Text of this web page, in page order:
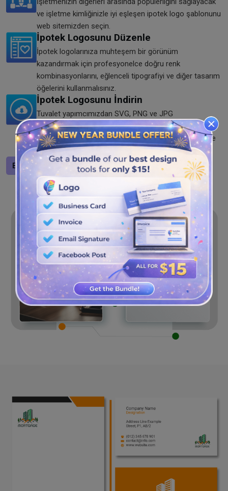
ve işletme kimliğinizle iyi eşleşen ipotek logo şablonunu
web sitemizden seçin.
İpotek Logosunu Düzenle
İpotek logolarınıza muhteşem bir görünüm
kazandırmak için profesyonelce doğru renk
kombinasyonlarını, eğlenceli tipografiyi ve diğer tasarım
öğelerini kullanmalısınız.
İpotek Logosunu İndirin
Tuvalet yapımcımızdan SVG, PNG ve JPG
formatlarındaki ipotek işletmesi logosunu basit ve
ücretsiz indirme deneyimini yaşayın. Logoyu her yerde
paylaşın!
Bir logo tasarlayın